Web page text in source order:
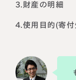
3.財産の明細
4.使用目的(寄